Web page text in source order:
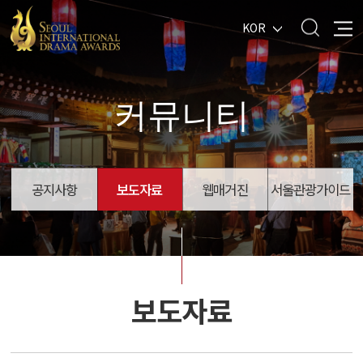
KOR
커뮤니티
공지사항 보도자료 웹매거진 서울관광가이드
보도자료